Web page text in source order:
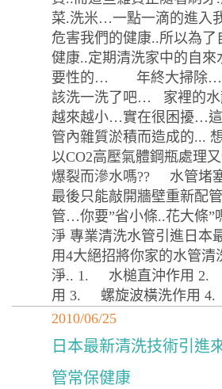
菜.洗米…一點一滴的進入
危害我們的健康..所以為了
健康..定期清洗家中的自來
要性的… 年終大掃除…
該洗一洗了吧… 家裡的水
越來越小…實在很困擾…
管內雜質淤積而造成的...
以CO2高壓氣體鋼瓶處理
爆裂而滲水嗎?? 水管堵
最後只能敲開牆壁重新配
管…你要”省小條..花大條”
淨 專業清洗水管引進日本
用4大絕招將你家的水管清
淨.. 1. 水槌直沖作用 2.
用 3. 螺旋波橫洗作用
2010/06/25
日本最新清洗技術引進
管常保健康